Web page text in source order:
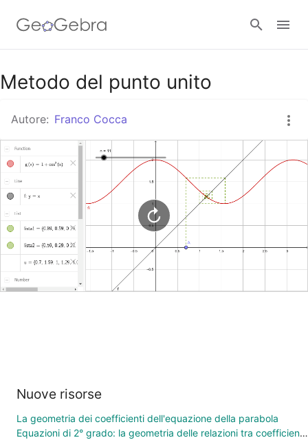
Google Classroom
GeoGebra Classroom
Metodo del punto unito
Autore: Franco Cocca
Nuove risorse
La geometria dei coefficienti dell'equazione della parabola
Equazioni di 2° grado: la geometria delle relazioni tra coefficienti e soluzioni